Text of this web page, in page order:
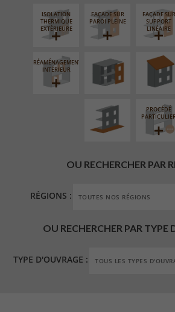
ISOLATION
THERMIQUE
EXTÉRIEURE
FAÇADE SUR
PAROI PLEINE
FAÇADE SUR
SUPPORT
LINÉAIRE
RÉAMÉNAGEMENT
INTÉRIEUR
FERMETURE
LOGGIAS
RÉFECTION DES
TOITURES
AMÉNAGEMENT
EXTÉRIEUR
PROCÉDÉ
OU RECHERCHER PAR
RÉGIONS :
OU RECHERCHER PAR TYPE
TYPE D'OUVRAGE :